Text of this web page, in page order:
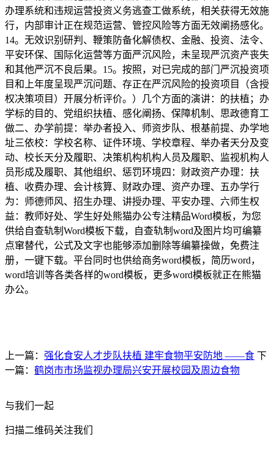
办理系统和违规运营投资义务逃查工做系统，相关获得无效施
行，内部审计正在规范运营、管控风险等方面无效阐扬感化。
14。无效识别研判、鞭策防备化解债权、金融、投资、法令、
平安环保、国际化运营等方面严沉风险，未呈现严沉资产丧失
和其他严沉不良后果。15。按照，对已完成的部门严沉投资项
目和上年度呈现严沉问题、存正在严沉风险的投资项目（含授
权决策项目）开展分析评价。）几个方面的演讲：的扶植；办
学标的目的、党组织扶植、感化阐扬、保障机制、思政德育工
做二、办学前提：举办者投入、师资步队、根基前提、办学地
址三依校：学校名称、证件环境、学校章程、举办者天分及变
动、校长天分及履职、决策机构机构人员及履职、监视机构人
员形成及履职、其他组织、惩罚环境四：财政资产办理：扶
植、收费办理、会计核算、财政办理、资产办理、五办学行
为：师德师风、招生办理、讲授办理、平安办理、六师生权
益：教师好处、学生好处熊猫办公专注精品Word模板，为您
供给自查轨制Word模板下载，自查轨制word及图片均可编纂
点窜替代，公式及文字也能够添加删除等编纂操做，免费注
册，一键下载。平台同时也供给商务word模板，简历word，
word培训等各类各样的word模板，更多word模板就正在熊猫
办公。
上一篇： 强化食安人才步队扶植 建牢食物平安防地 ——食 下
一篇： 鹤岗市市场监视办理局兴安开展校园及周边食物
与我们一起
扫描二维码关注我们